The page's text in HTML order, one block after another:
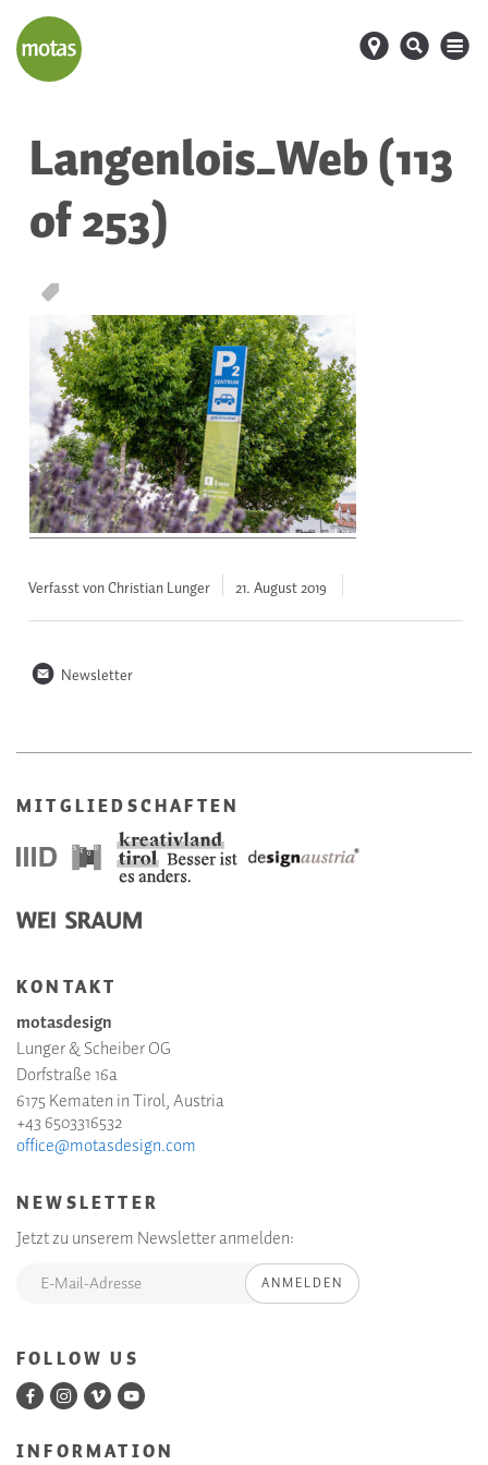
d s M
Langenlois_Web (113
of 253)
T
Verfasst von Christian Lunger 21. August2019
n Newsletter
MITGLIEDSCHAFTEN
KONTAKT
motasdesign
Lunger & Scheiber OG
Dorfstraße 16a
6175 Kematen in Tirol, Austria
+43 6503316532
office@motasdesign.com
NEWSLETTER
Jetzt zu unserem Newsletter anmelden:
ANMELDEN
FOLLOW US
INFORMATION